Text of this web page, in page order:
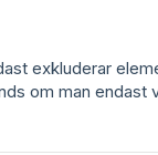
exkluderar
om man